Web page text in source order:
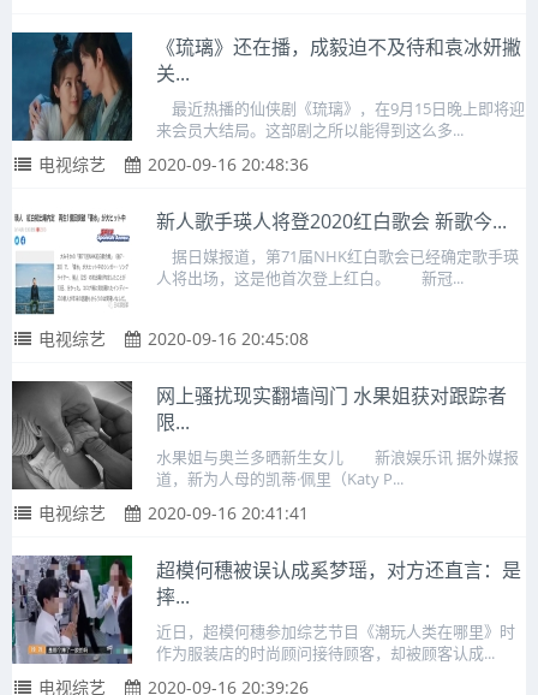
《琉璃》还在播，成毅迫不及待和袁冰妍撇
关...
最近热播的仙侠剧《琉璃》，在9月15日晚上即将迎
来会员大结局。这部剧之所以能得到这么多...
电视综艺 2020-09-16 20:48:36
新人歌手瑛人将登2020红白歌会 新歌今...
据日媒报道，第71届NHK红白歌会已经确定歌手瑛
人将出场，这是他首次登上红白。 新冠...
电视综艺 2020-09-16 20:45:08
网上骚扰现实翻墙闯门 水果姐获对跟踪者
限...
水果姐与奥兰多晒新生女儿 新浪娱乐讯 据外媒报
道，新为人母的凯蒂·佩里（Katy P...
电视综艺 2020-09-16 20:41:41
超模何穗被误认成奚梦瑶，对方还直言：是
摔...
近日，超模何穗参加综艺节目《潮玩人类在哪里》时
作为服装店的时尚顾问接待顾客，却被顾客认成...
电视综艺 2020-09-16 20:39:26